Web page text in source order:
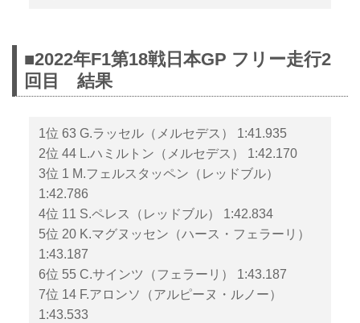
■2022年F1第18戦日本GP フリー走行2
回目 結果
1位 63 G.ラッセル（メルセデス） 1:41.935
2位 44 L.ハミルトン（メルセデス） 1:42.170
3位 1 M.フェルスタッペン（レッドブル）
1:42.786
4位 11 S.ペレス（レッドブル） 1:42.834
5位 20 K.マグヌッセン（ハース・フェラーリ）
1:43.187
6位 55 C.サインツ（フェラーリ） 1:43.187
7位 14 F.アロンソ（アルピーヌ・ルノー）
1:43.533